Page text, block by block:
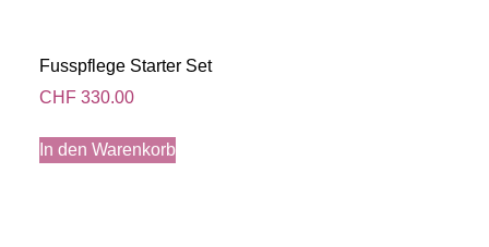
Fusspflege Starter Set
CHF 330.00
In den Warenkorb